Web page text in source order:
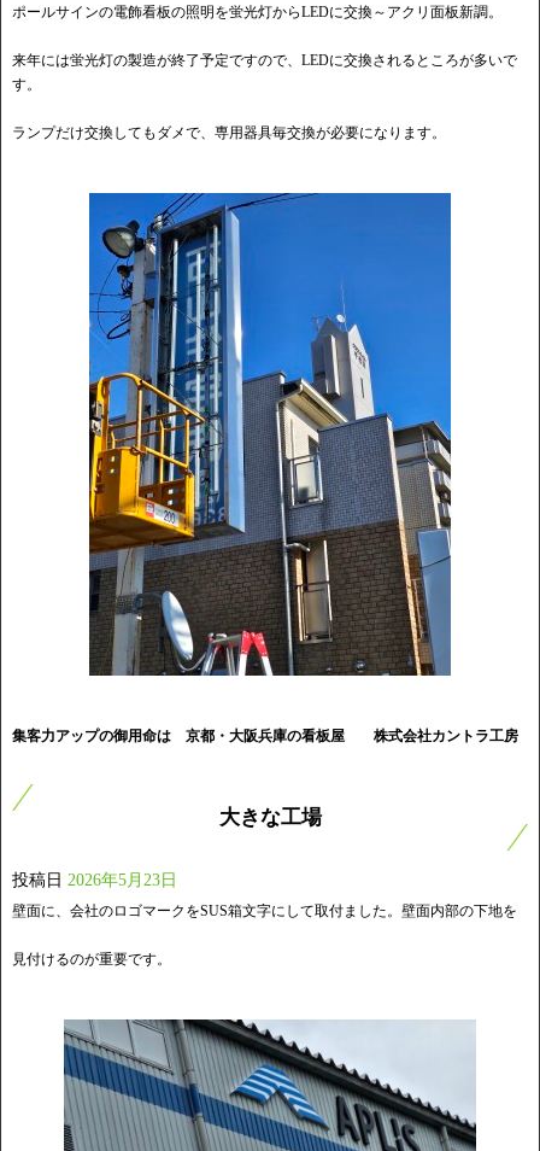
ポールサインの電飾看板の照明を蛍光灯からLEDに交換～アクリ面板新調。
来年には蛍光灯の製造が終了予定ですので、LEDに交換されるところが多いで
す。
ランプだけ交換してもダメで、専用器具毎交換が必要になります。
集客力アップの御用命は 京都・大阪兵庫の看板屋 株式会社カントラ工房
大きな工場
投稿日 2026年5月23日
壁面に、会社のロゴマークをSUS箱文字にして取付ました。壁面内部の下地を
見付けるのが重要です。